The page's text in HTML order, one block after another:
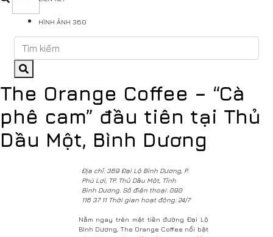
HÌNH ẢNH 360
The Orange Coffee – “Cà
phê cam” đầu tiên tại Thủ
Dầu Một, Bình Dương
Địa chỉ: 369 Đại Lộ Bình Dương, P.
Phú Lợi, TP. Thủ Dầu Một, Tỉnh
Bình Dương. Số điện thoại: 090
116 37 11 Thời gian hoạt động: 24/7
Nằm ngay trên mặt tiền đường Đại Lộ
Bình Dương, The Orange Coffee nổi bật